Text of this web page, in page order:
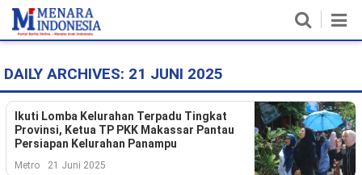
Home
Nasional
Politik
DAILY ARCHIVES: 21 JUNI 2025
Ikuti Lomba Kelurahan Terpadu Tingkat
Provinsi, Ketua TP PKK Makassar Pantau
Persiapan Kelurahan Panampu
Metro 21 Juni 2025